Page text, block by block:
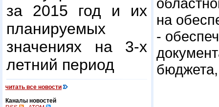
за 2015 год и их
планируемых
значениях на 3-х
летний период
читать все новости
Каналы новостей
на
-